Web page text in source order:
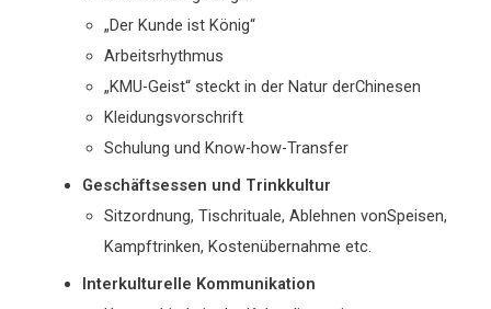
„Der Kunde ist König“
Arbeitsrhythmus
„KMU-Geist“ steckt in der Natur derChinesen
Kleidungsvorschrift
Schulung und Know-how-Transfer
Geschäftsessen und Trinkkultur
Sitzordnung, Tischrituale, Ablehnen vonSpeisen,
Kampftrinken, Kostenübernahme etc.
Interkulturelle Kommunikation